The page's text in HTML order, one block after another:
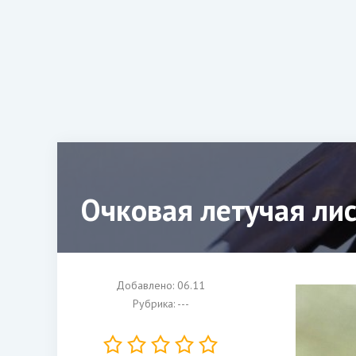
Очковая летучая
Добавлено: 06.11
Рубрика: ---